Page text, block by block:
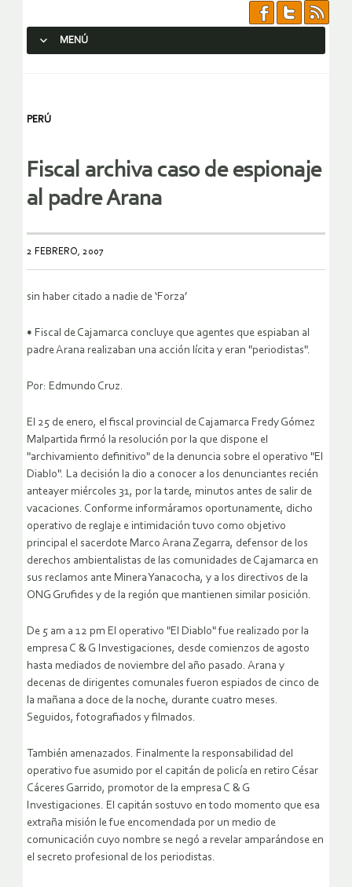
MENÚ
PERÚ
Fiscal archiva caso de espionaje
al padre Arana
2 FEBRERO, 2007
sin haber citado a nadie de ‘Forza’
• Fiscal de Cajamarca concluye que agentes que espiaban al
padre Arana realizaban una acción lícita y eran "periodistas".
Por: Edmundo Cruz.
El 25 de enero, el fiscal provincial de Cajamarca Fredy Gómez
Malpartida firmó la resolución por la que dispone el
"archivamiento definitivo" de la denuncia sobre el operativo "El
Diablo". La decisión la dio a conocer a los denunciantes recién
anteayer miércoles 31, por la tarde, minutos antes de salir de
vacaciones. Conforme informáramos oportunamente, dicho
operativo de reglaje e intimidación tuvo como objetivo
principal el sacerdote Marco Arana Zegarra, defensor de los
derechos ambientalistas de las comunidades de Cajamarca en
sus reclamos ante Minera Yanacocha, y a los directivos de la
ONG Grufides y de la región que mantienen similar posición.
De 5 am a 12 pm El operativo "El Diablo" fue realizado por la
empresa C & G Investigaciones, desde comienzos de agosto
hasta mediados de noviembre del año pasado. Arana y
decenas de dirigentes comunales fueron espiados de cinco de
la mañana a doce de la noche, durante cuatro meses.
Seguidos, fotografiados y filmados.
También amenazados. Finalmente la responsabilidad del
operativo fue asumido por el capitán de policía en retiro César
Cáceres Garrido, promotor de la empresa C & G
Investigaciones. El capitán sostuvo en todo momento que esa
extraña misión le fue encomendada por un medio de
comunicación cuyo nombre se negó a revelar amparándose en
el secreto profesional de los periodistas.